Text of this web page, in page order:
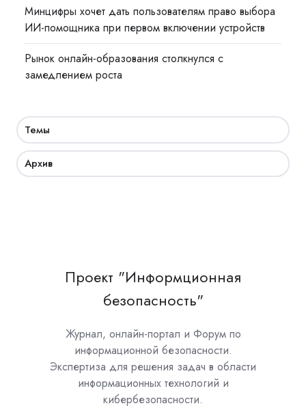
Минцифры хочет дать пользователям право выбора
ИИ-помощника при первом включении устройств
Рынок онлайн-образования столкнулся с
замедлением роста
Темы
Архив
Проект "Информционная
безопасность"
Журнал, онлайн-портал и Форум по
информационной безопасности.
Экспертиза для решения задач в области
информационных технологий и
кибербезопасности.